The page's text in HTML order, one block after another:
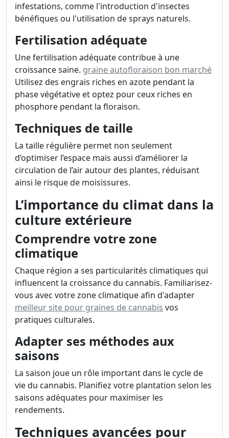
infestations, comme l'introduction d'insectes
bénéfiques ou l'utilisation de sprays naturels.
Fertilisation adéquate
Une fertilisation adéquate contribue à une
croissance saine. graine autofloraison bon marché
Utilisez des engrais riches en azote pendant la
phase végétative et optez pour ceux riches en
phosphore pendant la floraison.
Techniques de taille
La taille régulière permet non seulement
d’optimiser l’espace mais aussi d’améliorer la
circulation de l’air autour des plantes, réduisant
ainsi le risque de moisissures.
L’importance du climat dans la
culture extérieure
Comprendre votre zone
climatique
Chaque région a ses particularités climatiques qui
influencent la croissance du cannabis. Familiarisez-
vous avec votre zone climatique afin d'adapter
meilleur site pour graines de cannabis vos
pratiques culturales.
Adapter ses méthodes aux
saisons
La saison joue un rôle important dans le cycle de
vie du cannabis. Planifiez votre plantation selon les
saisons adéquates pour maximiser les
rendements.
Techniques avancées pour